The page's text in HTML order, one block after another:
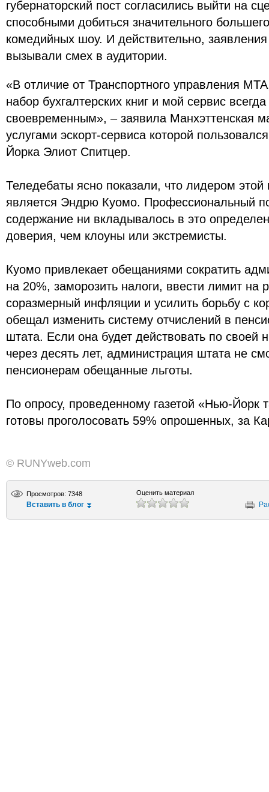
губернаторский пост согласились выйти на
способными добиться значительного
комедийных шоу. И действительно,
вызывали смех в аудитории.
«В отличие от Транспортного управления
набор бухгалтерских книг и мой сервис
своевременным», – заявила Манхэттенская
услугами эскорт-сервиса которой
Йорка Элиот Спитцер.
Теледебаты ясно показали, что лидером
является Эндрю Куомо. Профессиональный
содержание ни вкладывалось в это
доверия, чем клоуны или экстремисты.
Куомо привлекает обещаниями сократить
на 20%, заморозить налоги, ввести лимит на
соразмерный инфляции и усилить борьбу с
обещал изменить систему отчислений в
штата. Если она будет действовать по
через десять лет, администрация штата не
пенсионерам обещанные льготы.
По опросу, проведенному газетой «Нью-Йорк
готовы проголосовать 59% опрошенных, за
© RUNYweb.com
Просмотров: 7348
Вставить в блог
Оценить материал